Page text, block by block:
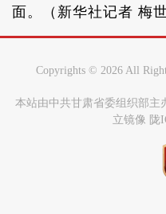
面。（新华社记者 梅
Copyrights © 2026 All
本站由中共甘肃省委组织部主
立镜像 陇